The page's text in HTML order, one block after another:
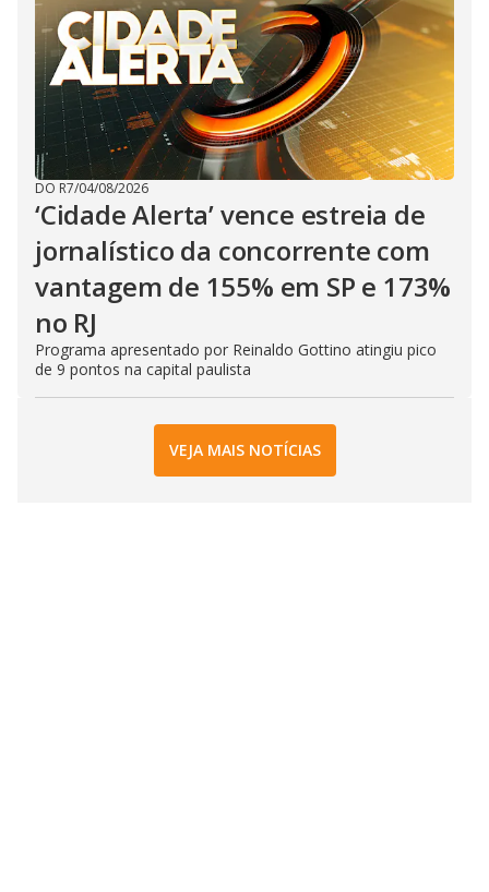
DO R7/04/08/2026
‘Cidade Alerta’ vence estreia de
jornalístico da concorrente com
vantagem de 155% em SP e 173%
no RJ
Programa apresentado por Reinaldo Gottino atingiu pico
de 9 pontos na capital paulista
VEJA MAIS NOTÍCIAS